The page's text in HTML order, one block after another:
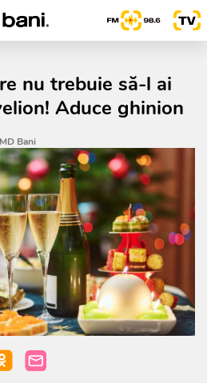
nu trebuie să-l ai
Aduce ghinion
MD Bani